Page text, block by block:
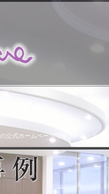
公式ホームページです。戸建・テナ